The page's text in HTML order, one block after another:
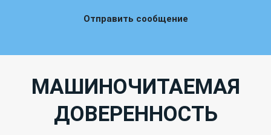
Отправить сообщение
МАШИНОЧИТАЕМАЯ
ДОВЕРЕННОСТЬ